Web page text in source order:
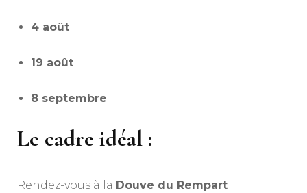
4 août
19 août
8 septembre
Le cadre idéal :
Rendez-vous à la Douve du Rempart